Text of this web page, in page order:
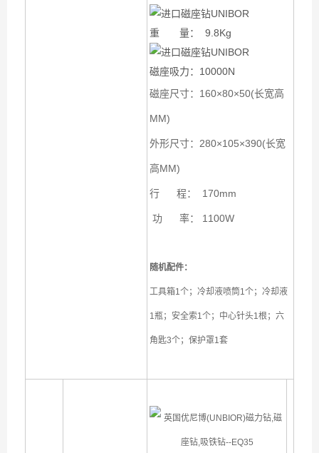
重 量： 9.8Kg
磁座吸力：10000N
磁座尺寸：160×80×50(长宽高
MM)
外形尺寸：280×105×390(长宽
高MM)
行 程： 170mm
功 率： 1100W
随机配件：
工具箱1个；冷却液喷筒1个；冷却液
1瓶；安全索1个；中心针头1根；六
角匙3个；保护罩1套